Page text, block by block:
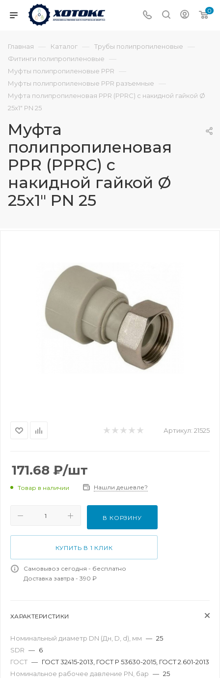
0
Главная — Каталог — Трубы полипропиленовые —
Фитинги полипропиленовые —
Муфты полипропиленовые PPR —
Муфты полипропиленовые PPR разъемные —
Муфта полипропиленовая PPR (PPRC) с накидной гайкой Ø
25х1" PN 25
Муфта
полипропиленовая
PPR (PPRC) с
накидной гайкой Ø
25х1" PN 25
Артикул: 21525
171.68 ₽/шт
Товар в наличии Нашли дешевле?
В КОРЗИНУ
КУПИТЬ В 1 КЛИК
Самовывоз сегодня - бесплатно
Доставка завтра - 390 ₽
ХАРАКТЕРИСТИКИ
Номинальный диаметр DN (Дн, D, d), мм — 25
SDR — 6
ГОСТ — ГОСТ 32415-2013, ГОСТ Р 53630-2015, ГОСТ 2.601-2013
Номинальное рабочее давление PN, бар — 25